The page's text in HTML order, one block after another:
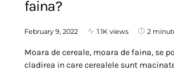
faina?
February 9, 2022 1.1K views 2
Moara de cereale, moara de faina, se
cladirea in care cerealele sunt